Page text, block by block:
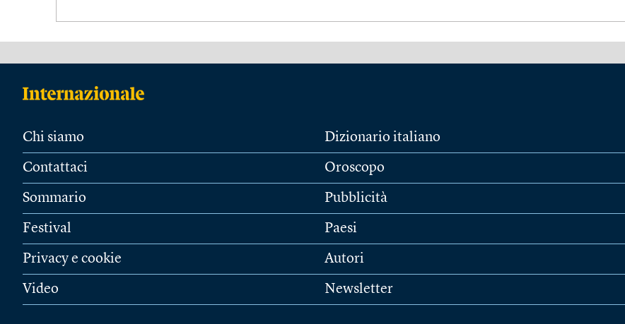
Chi siamo
Contattaci
Sommario
Festival
Privacy e cookie
Video
Dizionario italiano
Oroscopo
Pubblicità
Paesi
Autori
Newsletter